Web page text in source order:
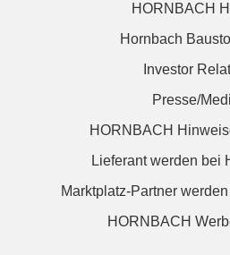
HORNBACH
Hornbach
Investor
Presse/
HORNBACH
Lieferant werden bei
Marktplatz-Partner
HORNBACH